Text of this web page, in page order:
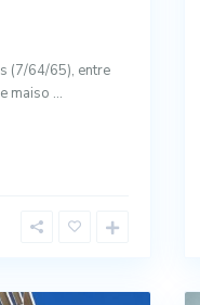
(7/64/65), entre
maiso ...